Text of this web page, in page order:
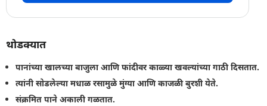
थोडक्यात
पानांच्या खालच्या बाजुला आणि फांदीवर काळ्या खवल्यांच्या गाठी दिसतात.
त्यांनी सोडलेल्या मधाळ रसामुळे मुंग्या आणि काजळी बुरशी येते.
संक्रमित पाने अकाली गळतात.